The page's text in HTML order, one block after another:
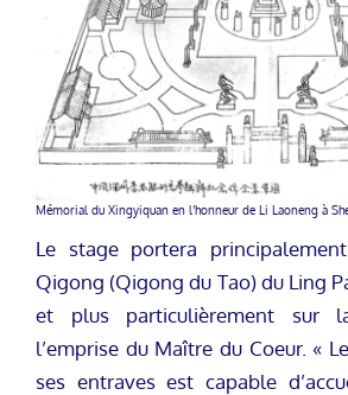
Mémorial du Xingyiquan en l’honneur de Li Laoneng à
Le stage portera
Qigong (Qigong du Tao) du Ling
et plus particulièrement sur
l’emprise du Maître du Coeur. «
ses entraves est capable